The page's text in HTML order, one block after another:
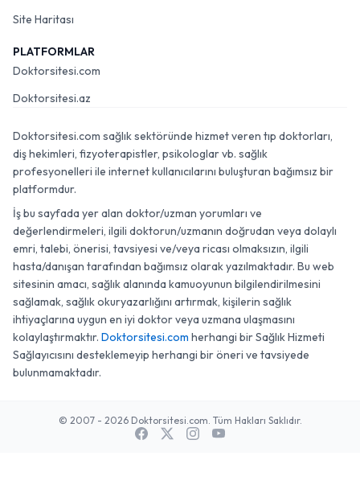
Site Haritası
PLATFORMLAR
Doktorsitesi.com
Doktorsitesi.az
Doktorsitesi.com sağlık sektöründe hizmet veren tıp doktorları,
diş hekimleri, fizyoterapistler, psikologlar vb. sağlık
profesyonelleri ile internet kullanıcılarını buluşturan bağımsız bir
platformdur.
İş bu sayfada yer alan doktor/uzman yorumları ve
değerlendirmeleri, ilgili doktorun/uzmanın doğrudan veya dolaylı
emri, talebi, önerisi, tavsiyesi ve/veya ricası olmaksızın, ilgili
hasta/danışan tarafından bağımsız olarak yazılmaktadır. Bu web
sitesinin amacı, sağlık alanında kamuoyunun bilgilendirilmesini
sağlamak, sağlık okuryazarlığını artırmak, kişilerin sağlık
ihtiyaçlarına uygun en iyi doktor veya uzmana ulaşmasını
kolaylaştırmaktır. Doktorsitesi.com herhangi bir Sağlık Hizmeti
Sağlayıcısını desteklemeyip herhangi bir öneri ve tavsiyede
bulunmamaktadır.
© 2007 - 2026 Doktorsitesi.com. Tüm Hakları Saklıdır.